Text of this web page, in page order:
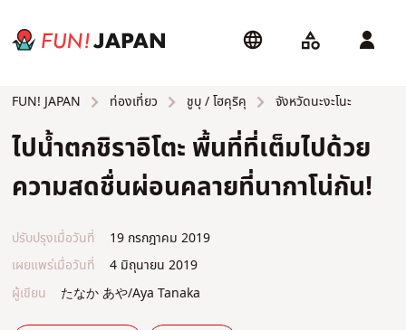
FUN! JAPAN ท่องเที่ยว ชูบุ / โฮคุริคุ จังหวัดนะงะโนะ
ไปน้ำตกชิราอิโตะ พื้นที่ที่เต็มไปด้วย
ความสดชื่นผ่อนคลายที่นากาโน่กัน!
ปรับปรุงเมื่อวันที่
19 กรกฎาคม 2019
เผยแพร่เมื่อวันที่
4 มิถุนายน 2019
ผู้เขียน
たなか あや/Aya Tanaka